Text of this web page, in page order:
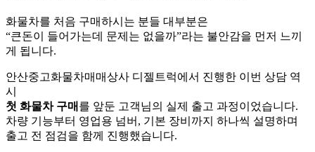
화물차를 처음 구매하시는 분들 대부분은
“큰돈이 들어가는데 문제는 없을까”라는 불안감을 먼저 느끼
게 됩니다.
안산중고화물차매매상사 디젤트럭에서 진행한 이번 상담 역
시
첫 화물차 구매 를 앞둔 고객님의 실제 출고 과정이었습니다.
차량 기능부터 영업용 넘버, 기본 장비까지 하나씩 설명하며
출고 전 점검을 함께 진행했습니다.